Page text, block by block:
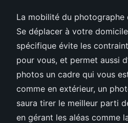
La mobilité du photographe
Se déplacer à votre
spécifique évite les
pour vous, et permet aussi
photos un cadre qui vous
comme en extérieur, un
saura tirer le meilleur parti
en gérant les aléas comme